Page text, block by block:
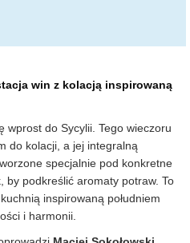
win z kolacją inspirowaną
wprost do Sycylii. Tego wieczoru
do kolacji, a jej integralną
specjalnie pod konkretne
by podkreślić aromaty potraw. To
inspirowaną południem
i harmonii.